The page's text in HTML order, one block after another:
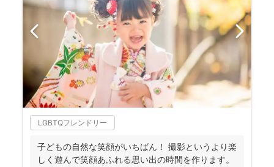
LGBTQフレンドリー
子どもの自然な笑顔がいちばん！ 撮影というより楽
しく遊んで笑顔あふれる思い出の時間を作ります。